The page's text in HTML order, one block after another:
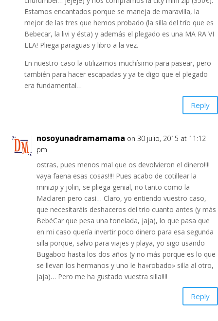
Estamos encantados porque se maneja de maravilla, la
mejor de las tres que hemos probado (la silla del trío que es
Bebecar, la livi y ésta) y además el plegado es una MA RA VI
LLA! Pliega paraguas y libro a la vez.
En nuestro caso la utilizamos muchísimo para pasear, pero
también para hacer escapadas y ya te digo que el plegado
era fundamental…
Reply
nosoyunadramamama on 30 julio, 2015 at 11:12
pm
ostras, pues menos mal que os devolvieron el dinero!!!!
vaya faena esas cosas!!!! Pues acabo de cotillear la
minizip y jolin, se pliega genial, no tanto como la
Maclaren pero casi… Claro, yo entiendo vuestro caso,
que necesitaráis deshaceros del trio cuanto antes (y más
BebéCar que pesa una tonelada, jaja), lo que pasa que
en mi caso quería invertir poco dinero para esa segunda
silla porque, salvo para viajes y playa, yo sigo usando
Bugaboo hasta los dos años (y no más porque es lo que
se llevan los hermanos y uno le ha»robado» silla al otro,
jaja)… Pero me ha gustado vuestra silla!!!!
Reply